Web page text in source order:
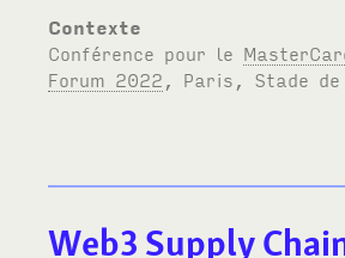
Contexte
Conférence pour le
Forum 2022 , Paris, Stade
Web3 Supply